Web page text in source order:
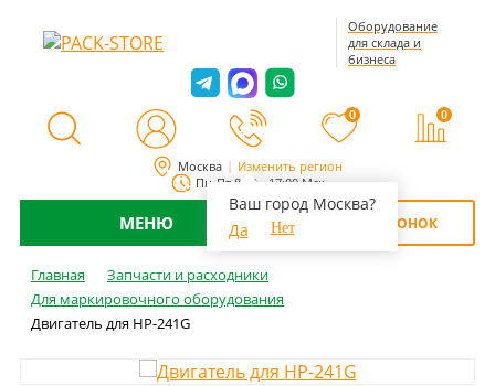
Москва Изменить регион
Ваш город Москва?
Да
Нет
Пн-Пт 8:00 - 17:00 Мск
Оборудование
для склада и
бизнеса
0 0
МЕНЮ ОБРАТНЫЙ ЗВОНОК
Главная
Запчасти и расходники
Для маркировочного оборудования
Двигатель для HP-241G